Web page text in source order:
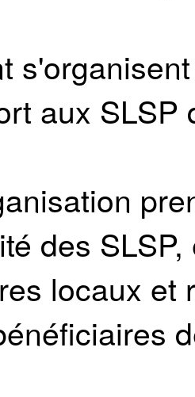
aux SLSP
des
locaux et